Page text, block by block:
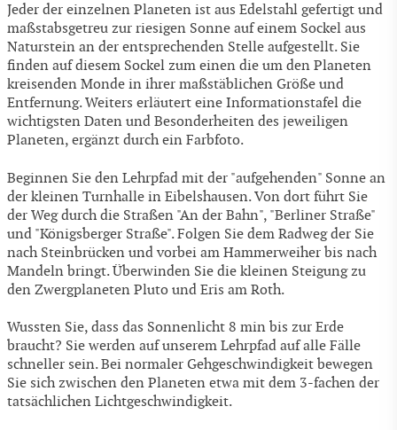
Jeder der einzelnen Planeten ist aus Edelstahl gefertigt und
maßstabsgetreu zur riesigen Sonne auf einem Sockel aus
Naturstein an der entsprechenden Stelle aufgestellt. Sie
finden auf diesem Sockel zum einen die um den Planeten
kreisenden Monde in ihrer maßstäblichen Größe und
Entfernung. Weiters erläutert eine Informationstafel die
wichtigsten Daten und Besonderheiten des jeweiligen
Planeten, ergänzt durch ein Farbfoto.
Beginnen Sie den Lehrpfad mit der "aufgehenden" Sonne an
der kleinen Turnhalle in Eibelshausen. Von dort führt Sie
der Weg durch die Straßen "An der Bahn", "Berliner Straße"
und "Königsberger Straße". Folgen Sie dem Radweg der Sie
nach Steinbrücken und vorbei am Hammerweiher bis nach
Mandeln bringt. Überwinden Sie die kleinen Steigung zu
den Zwergplaneten Pluto und Eris am Roth.
Wussten Sie, dass das Sonnenlicht 8 min bis zur Erde
braucht? Sie werden auf unserem Lehrpfad auf alle Fälle
schneller sein. Bei normaler Gehgeschwindigkeit bewegen
Sie sich zwischen den Planeten etwa mit dem 3-fachen der
tatsächlichen Lichtgeschwindigkeit.